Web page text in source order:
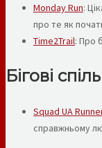
Monday Run:
про те як
Time2Trail: Про
Бігові
Squad UA
справжньому